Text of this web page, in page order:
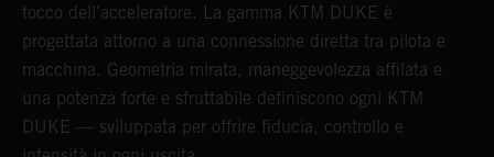
tocco dell’acceleratore. La gamma KTM DUKE è
progettata attorno a una connessione diretta tra pilota e
macchina. Geometria mirata, maneggevolezza affilata e
una potenza forte e sfruttabile definiscono ogni KTM
DUKE — sviluppata per offrire fiducia, controllo e